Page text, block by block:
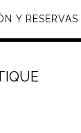
Y RESERVAS